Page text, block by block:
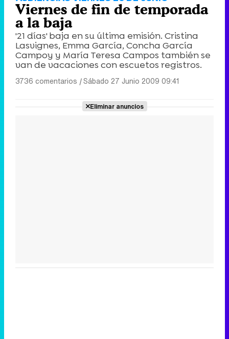
Viernes de fin de temporada
a la baja
'21 días' baja en su última emisión. Cristina
Lasvignes, Emma García, Concha García
Campoy y María Teresa Campos también se
van de vacaciones con escuetos registros.
3736 comentarios |Sábado 27 Junio 2009 09:41
Eliminar anuncios